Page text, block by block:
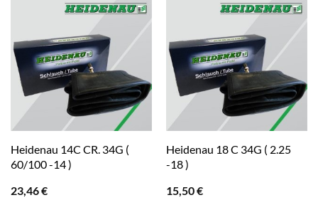
Heidenau 14C CR. 34G (
60/100 -14 )
23,46€
Heidenau 18 C 34G ( 2.25
-18 )
15,50€